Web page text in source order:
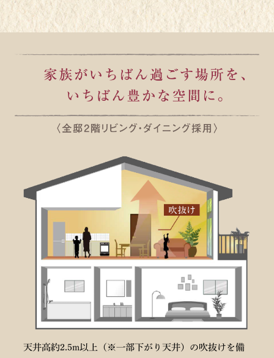
天井高約2.5m以上（※一部下がり天井）の吹抜けを備